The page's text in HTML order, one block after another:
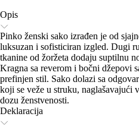
Opis
Pinko ženski sako izrađen je od
luksuzan i sofisticiran izgled. Dugi
tkanine od žoržeta dodaju suptilnu
Kragna sa reverom i bočni džepovi
prefinjen stil. Sako dolazi sa
koji se veže u struku, naglašavajući
dozu ženstvenosti.
Deklaracija